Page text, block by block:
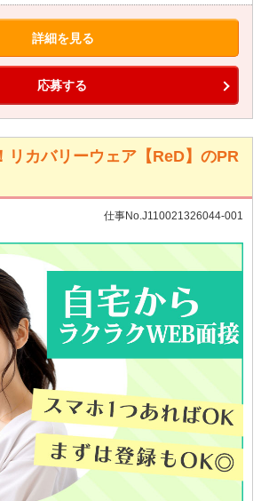
詳細を見る
応募する
リカバリーウェア【ReD】のPR
仕事No.J110021326044-001